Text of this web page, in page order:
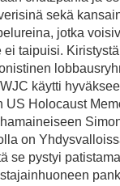
sekä
jotka
ei taipuisi.
käytti
US Holocaust
on
se pystyi